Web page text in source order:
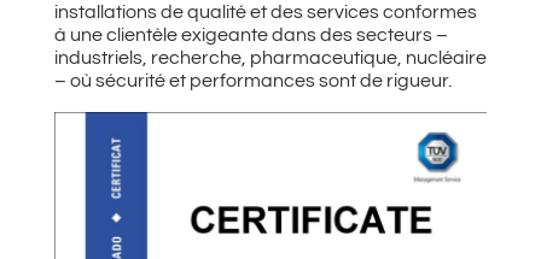
installations de qualité et des services conformes
à une clientèle exigeante dans des secteurs –
industriels, recherche, pharmaceutique, nucléaire
– où sécurité et performances sont de rigueur.